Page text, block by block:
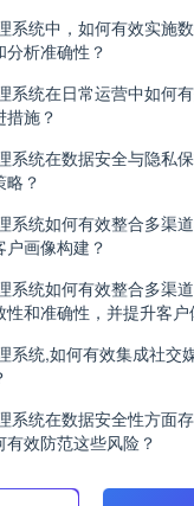
系统中，如何有效实施
析准确性？
系统在日常运营中如何
施？
系统在数据安全与隐私
略？
系统如何有效整合多渠
画像构建？
系统如何有效整合多渠
性和准确性，并提升客户
系统,如何有效集成社交
系统在数据安全性方面
效防范这些风险？